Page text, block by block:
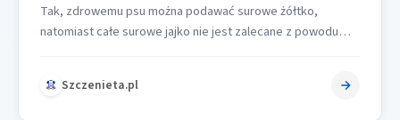
Tak, zdrowemu psu można podawać surowe żółtko,
natomiast całe surowe jajko nie jest zalecane z powodu
Szczenieta.pl